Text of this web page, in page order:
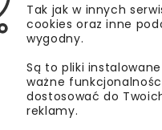
DROGI MOSTY
Tak jak w innych
cookies oraz inne
wygodny.
Są to pliki
ważne
dostosować do
reklamy.